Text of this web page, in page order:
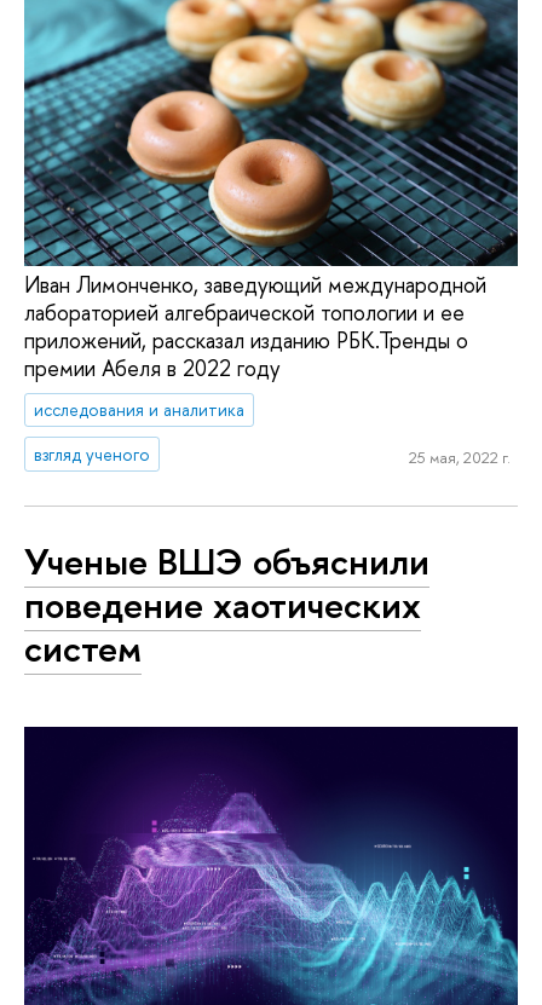
Иван Лимонченко, заведующий международной
лабораторией алгебраической топологии и ее
приложений, рассказал изданию РБК.Тренды о
премии Абеля в 2022 году
исследования и аналитика
взгляд ученого
25 мая, 2022 г.
Ученые ВШЭ объяснили
поведение хаотических
систем